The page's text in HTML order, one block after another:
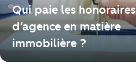
Qui paie les honoraires
d’agence en matière
immobilière ?